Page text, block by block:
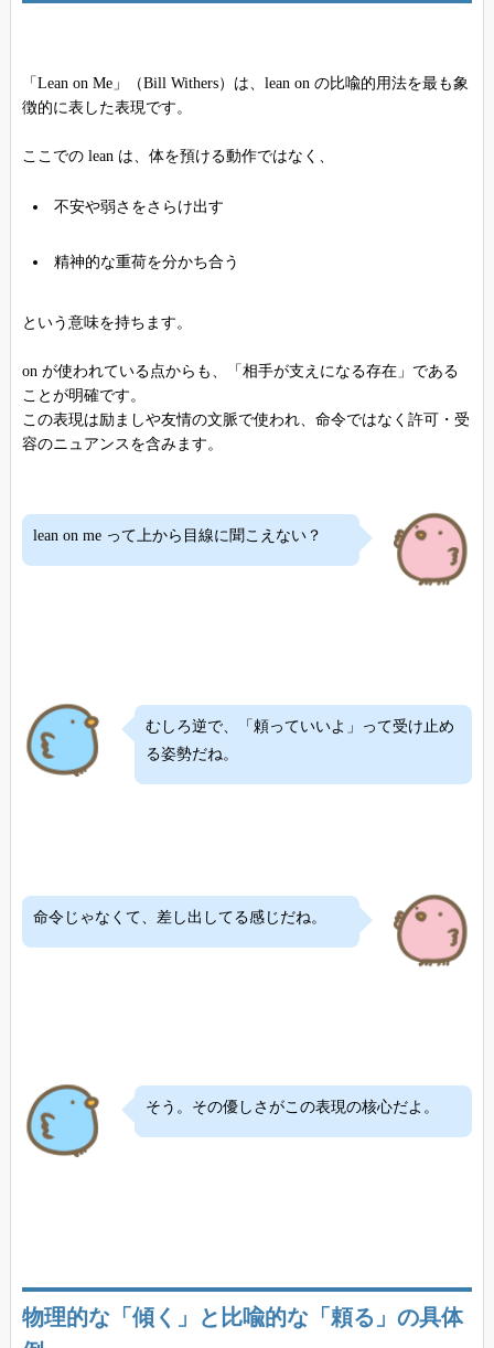
「Lean on Me」（Bill Withers）は、lean on の比喩的用法を最も象
徴的に表した表現です。
ここでの lean は、体を預ける動作ではなく、
不安や弱さをさらけ出す
精神的な重荷を分かち合う
という意味を持ちます。
on が使われている点からも、「相手が支えになる存在」である
ことが明確です。
この表現は励ましや友情の文脈で使われ、命令ではなく許可・受
容のニュアンスを含みます。
lean on me って上から目線に聞こえない？
むしろ逆で、「頼っていいよ」って受け止め
る姿勢だね。
命令じゃなくて、差し出してる感じだね。
そう。その優しさがこの表現の核心だよ。
物理的な「傾く」と比喩的な「頼る」の具体